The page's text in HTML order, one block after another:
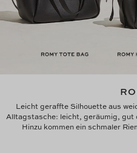
Leicht geraffte Silhouette aus
Alltagstasche: leicht, geräumig, gut
Hinzu kommen ein schmaler